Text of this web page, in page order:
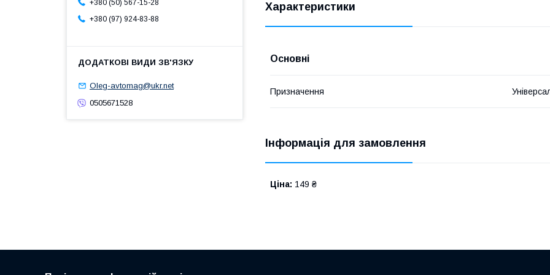
Характеристики
Основні
Призначення
Інформація для замовлення
Ціна: 149 ₴
+380 (50) 567-15-28
+380 (97) 924-83-88
Oleg-avtomag@ukr.net
0505671528